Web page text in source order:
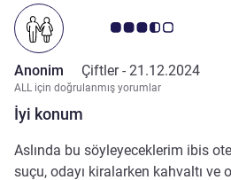
tuvalete oturmak için eğildiğinizde
vuruyorsunuz.O derece kötü bir
küçük banyolar gördüm ama bu
kafanızı her seferinde çarpacak
tuvalet görmedim.Uzun boylu
asla sığamazlar zaten.
İyi konum
Avis müşterileri puanı
Anonim Çiftler - 21.12.2024
ALL için doğrulanmış yorumlar
Aslında bu söyleyeceklerim ibis
suçu, odayı kiralarken kahvaltı ve